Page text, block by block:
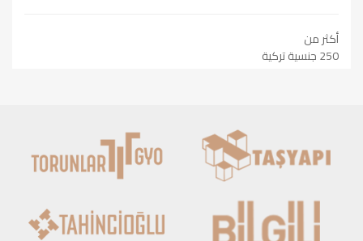
أكثر من
250 جنسية تركية